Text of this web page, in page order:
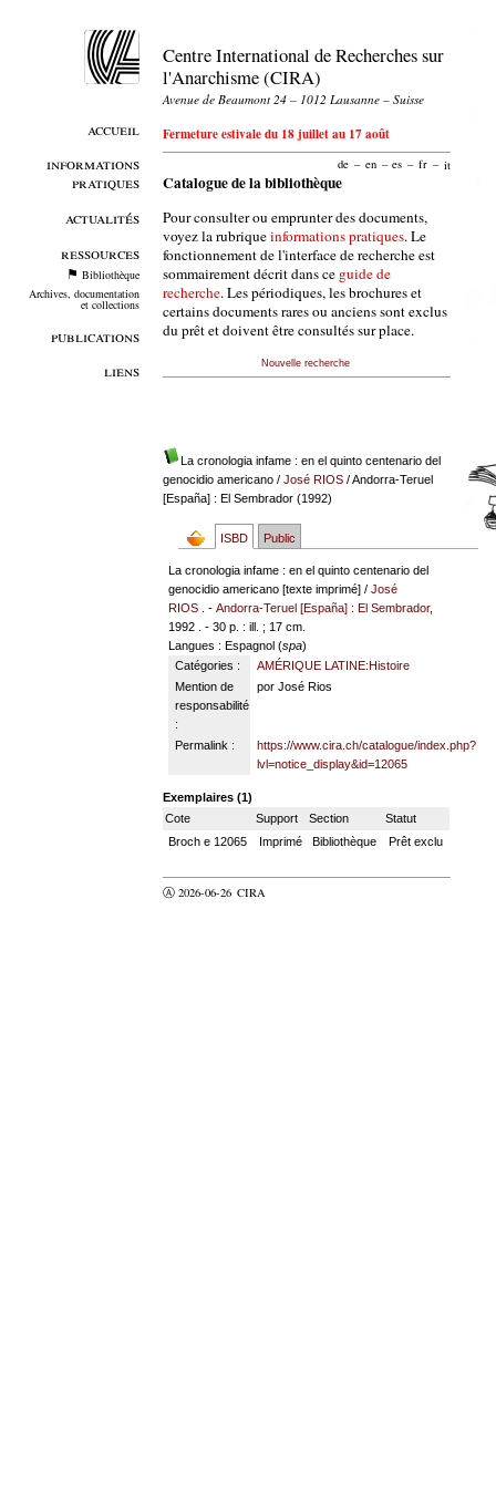
accueil
informations
pratiques
actualités
ressources
Bibliothèque
Archives, documentation
et collections
publications
liens
Centre International de Recherches sur
l'Anarchisme (CIRA)
Avenue de Beaumont 24 – 1012 Lausanne – Suisse
Fermeture estivale du 18 juillet au 17 août
de – en – es – fr – it
Catalogue de la bibliothèque
Pour consulter ou emprunter des documents,
voyez la rubriqueinformations pratiques. Le
fonctionnement de l'interface de recherche est
sommairement décrit dans ce guide de
recherche. Les périodiques, les brochures et
certains documents rares ou anciens sont exclus
du prêt et doivent être consultés sur place.
Nouvelle recherche
La cronologia infame : en el quinto centenario del
genocidio americano/ José RIOS/ Andorra-Teruel
[España] : El Sembrador (1992)
ISBD Public
La cronologia infame : en el quinto centenario del
genocidio americano [texte imprimé] /José
RIOS . -Andorra-Teruel [España] : El Sembrador,
1992 . - 30 p. : ill. ; 17 cm.
Langues : Espagnol (spa)
Catégories :
AMÉRIQUE LATINE:Histoire
Mention de
responsabilité
:
por José Rios
Permalink :
https://www.cira.ch/catalogue/index.php?
lvl=notice_display&id=12065
Exemplaires (1)
Cote
Support Section
Statut
Broch e 12065
Imprimé Bibliothèque Prêt exclu
Ⓐ 2026-06-26 CIRA